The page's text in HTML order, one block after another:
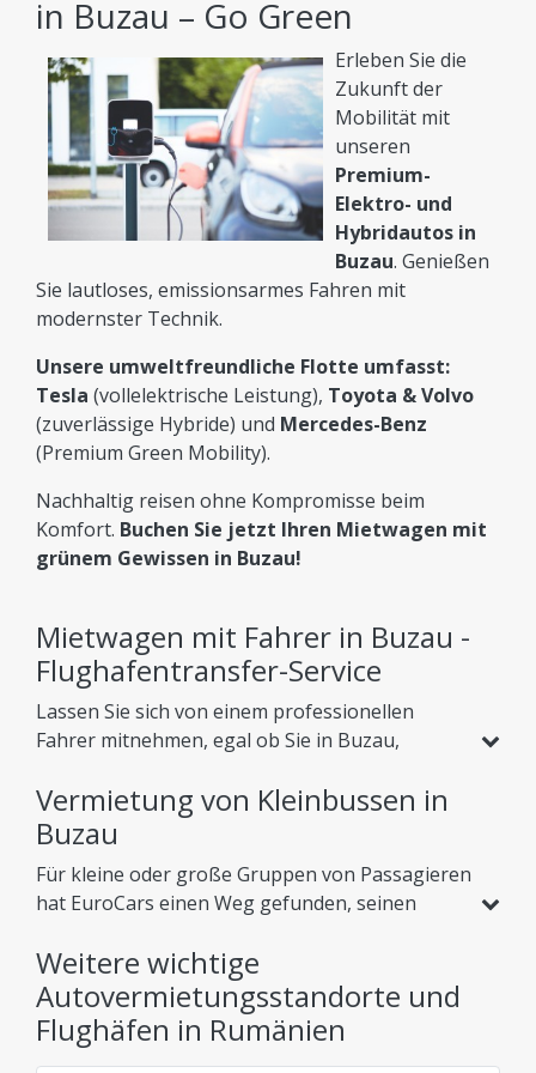
in Buzau – Go Green
Erleben Sie die
Zukunft der
Mobilität mit
unseren
Premium-
Elektro- und
Hybridautos in
Buzau. Genießen
Sie lautloses, emissionsarmes Fahren mit
modernster Technik.
Unsere umweltfreundliche Flotte umfasst:
Tesla (vollelektrische Leistung), Toyota & Volvo
(zuverlässige Hybride) und Mercedes-Benz
(Premium Green Mobility).
Nachhaltig reisen ohne Kompromisse beim
Komfort. Buchen Sie jetzt Ihren Mietwagen mit
grünem Gewissen in Buzau!
Mietwagen mit Fahrer in Buzau -
Flughafentransfer-Service
Lassen Sie sich von einem professionellen
Fahrer mitnehmen, egal ob Sie in Buzau,
oder einer Geschäftsreise sind. Neben dem
regulären Autovermietungsservice bieten wir
an, die es ihnen ermöglichen, die Landschaft zu
genießen oder sich in einer angenehmen
Flughafentransfer vom Flughafen Buzau
soll Ihnen helfen, vom Flughafen zum Hotel zu
gelangen, in dem Sie sich in einer Stadt
außerhalb von Buzau befinden. EuroCars erfüllt
Vermietung von Kleinbussen in
Buzau
Für kleine oder große Gruppen von Passagieren
hat EuroCars einen Weg gefunden, seinen
zu begeben. Kleinbus Buzau für Touren und
Events mieten Unser Kleinbus Buzau Service
stellt Ihnen Busse jeder Art. Wir bieten die
besten Angebote, um einenKleinbus Buzau
Weitere wichtige
Autovermietungsstandorte und
Flughäfen in Rumänien